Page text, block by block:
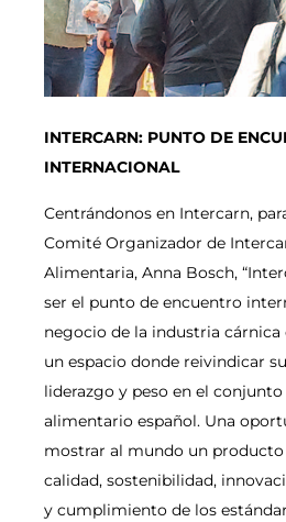
INTERCARN: PUNTO DE
INTERNACIONAL
Centrándonos en Intercarn,
Comité Organizador de
Alimentaria, Anna Bosch,
ser el punto de encuentro
negocio de la industria cárnica
un espacio donde reivindicar
liderazgo y peso en el
alimentario español. Una
mostrar al mundo un
calidad, sostenibilidad,
y cumplimiento de los